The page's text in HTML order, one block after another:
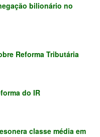
bilionário no
Reforma Tributária
do IR
classe média em